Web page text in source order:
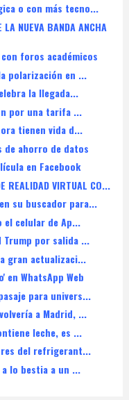
o con más tecno...
LA NUEVA BANDA ANCHA
foros académicos
polarización en ...
la llegada...
por una tarifa ...
tienen vida d...
de ahorro de datos
en Facebook
REALIDAD VIRTUAL CO...
su buscador para...
celular de Ap...
Trump por salida ...
gran actualizaci...
WhatsApp Web
para univers...
a Madrid, ...
leche, es ...
del refrigerant...
lo bestia a un ...